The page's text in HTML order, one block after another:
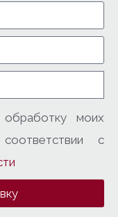
моих
с